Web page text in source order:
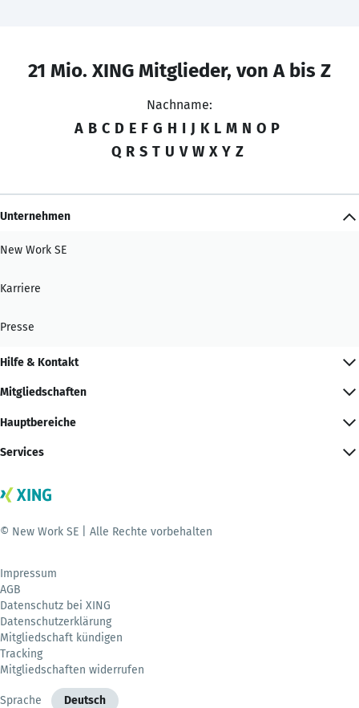
21 Mio. XING Mitglieder, von A bis Z
Nachname:
A B C D E F G H I J K L M N O P
Q R S T U V W X Y Z
Unternehmen
New Work SE
Karriere
Presse
Hilfe & Kontakt
Mitgliedschaften
Hauptbereiche
Services
© New Work SE | Alle Rechte vorbehalten
Impressum
AGB
Datenschutz bei XING
Datenschutzerklärung
Mitgliedschaft kündigen
Tracking
Mitgliedschaften widerrufen
Sprache Deutsch